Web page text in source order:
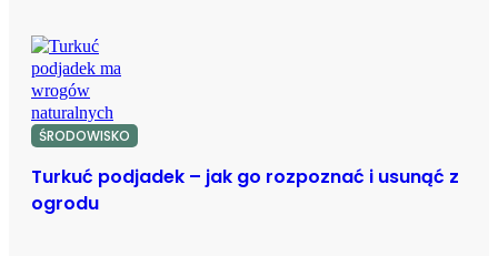
ŚRODOWISKO
Turkuć podjadek – jak go rozpoznać i usunąć z
ogrodu